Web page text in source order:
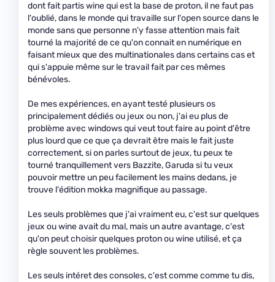
dont fait partis wine qui est la base de proton, il ne faut pas
l'oublié, dans le monde qui travaille sur l'open source dans le
monde sans que personne n'y fasse attention mais fait
tourné la majorité de ce qu'on connait en numérique en
faisant mieux que des multinationales dans certains cas et
qui s'appuie même sur le travail fait par ces mêmes
bénévoles.
De mes expériences, en ayant testé plusieurs os
principalement dédiés ou jeux ou non, j'ai eu plus de
problème avec windows qui veut tout faire au point d'être
plus lourd que ce que ça devrait être mais le fait juste
correctement, si on parles surtout de jeux, tu peux te
tourné tranquillement vers Bazzite, Garuda si tu veux
pouvoir mettre un peu facilement les mains dedans, je
trouve l'édition mokka magnifique au passage.
Les seuls problèmes que j'ai vraiment eu, c'est sur quelques
jeux ou wine avait du mal, mais un autre avantage, c'est
qu'on peut choisir quelques proton ou wine utilisé, et ça
règle souvent les problèmes.
Les seuls intéret des consoles, c'est comme comme tu dis,